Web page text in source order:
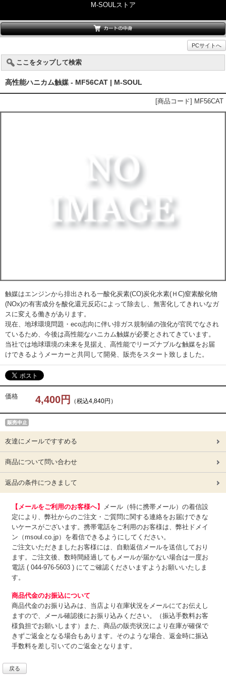
M-SOULストア
PCサイトへ
ここをタップして検索
高性能ハニカム触媒 - MF56CAT | M-SOUL
[商品コード] MF56CAT
触媒はエンジンから排出される一酸化炭素(CO)炭化水素(ＨC)窒素酸化物
(NOx)の有害成分を酸化還元反応によって除去し、無害化してきれいなガ
スに変える働きがあります。
現在、地球環境問題・eco志向に伴い排ガス規制値の強化が官民でなされ
ているため、今後は高性能なハニカム触媒が必要とされてきています。
当社では地球環境の未来を見据え、高性能でリーズナブルな触媒をお届
けできるようメーカーと共同して開発、販売をスタート致しました。
価格 4,400円 （税込4,840円）
友達にメールですすめる
商品について問い合わせ
返品の条件につきまして
【メールをご利用のお客様へ】
メール（特に携帯メール）の着信設
定により、弊社からのご注文・ご質問に関する連絡をお届けできな
いケースがございます。携帯電話をご利用のお客様は、弊社ドメイ
ン（msoul.co.jp）を着信できるようにしてください。
ご注文いただきましたお客様には、自動返信メールを送信しており
ます。ご注文後、数時間経過してもメールが届かない場合は一度お
電話 ( 044-976-5603 ) にてご確認くださいますようお願いいたしま
す。
商品代金のお振込について
商品代金のお振り込みは、 当店より在庫状況をメールにてお伝えし
ますので、メール確認後にお振り込みください。（振込手数料お客
様負担でお願いします）また、商品の販売状況により在庫が確保で
きずご返金となる場合もあります。そのような場合、返金時に振込
手数料を差し引いてのご返金となります。
戻る